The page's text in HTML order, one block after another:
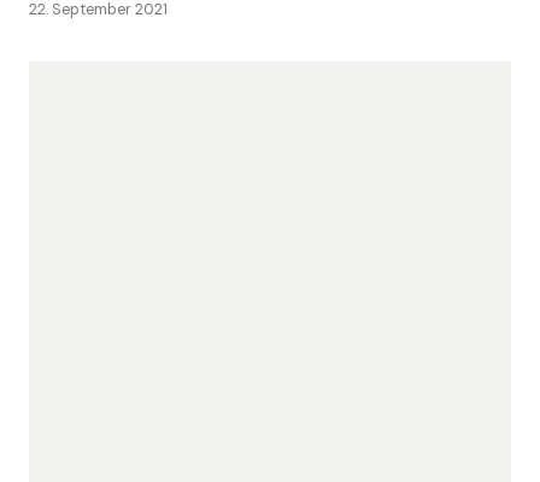
22. September 2021